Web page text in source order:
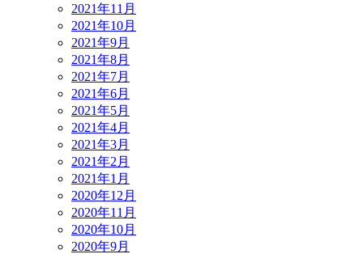
2021年11月
2021年10月
2021年9月
2021年8月
2021年7月
2021年6月
2021年5月
2021年4月
2021年3月
2021年2月
2021年1月
2020年12月
2020年11月
2020年10月
2020年9月